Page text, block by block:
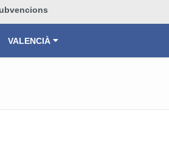
VALENCIÀ
ESPAÑOL